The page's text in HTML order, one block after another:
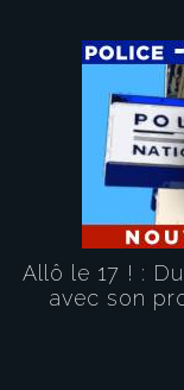
Allô le 17 ! :
avec son